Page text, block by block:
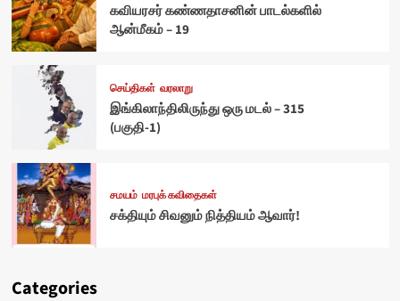
கவியரசர் கண்ணதாசனின் பாடல்களில்
ஆன்மீகம் – 19
செய்திகள் வரலாறு
இங்கிலாந்திலிருந்து ஒரு மடல் – 315
(பகுதி-1)
சமயம் மரபுக் கவிதைகள்
சக்தியும் சிவனும் நித்தியம் ஆவார்!
Categories